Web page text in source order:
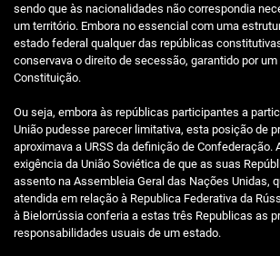
sendo que às nacionalidades não correspondia
um território. Embora no essencial com uma
estado federal qualquer das repúblicas
conservava o direito de secessão, garantido por
Constituição.
Ou seja, embora às repúblicas participantes a
União pudesse parecer limitativa, esta posição de
aproximava a URSS da definição de Confederação.
exigência da União Soviética de que as suas
assento na Assembleia Geral das Nações Unidas,
atendida em relação à Republica Federativa da
à Bielorrússia conferia a estas três Republicas as
responsabilidades usuais de um estado.